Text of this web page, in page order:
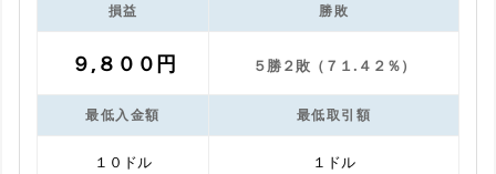
損益 勝敗
９,８００円 ５勝２敗（７１.４２％）
最低入金額 最低取引額
１０ドル １ドル